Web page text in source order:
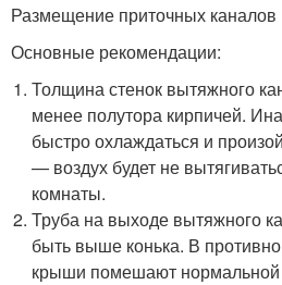
Размещение приточных каналов
Основные рекомендации:
Толщина стенок вытяжного
менее полутора кирпичей.
быстро охлаждаться и
— воздух будет не
комнаты.
Труба на выходе вытяжного
быть выше конька. В
крыши помешают нормальной